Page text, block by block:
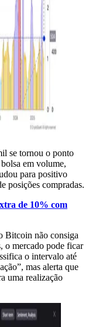
se tornou o ponto
em volume,
para positivo
posições compradas.
de 10% com
Bitcoin não consiga
o mercado pode ficar
o intervalo até
mas alerta que
uma realização